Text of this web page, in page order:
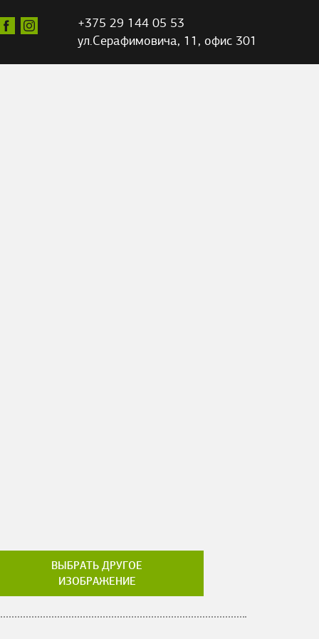
+375 29 144 05 53
ул.Серафимовича, 11, офис 301
ВЫБРАТЬ ДРУГОЕ
ИЗОБРАЖЕНИЕ